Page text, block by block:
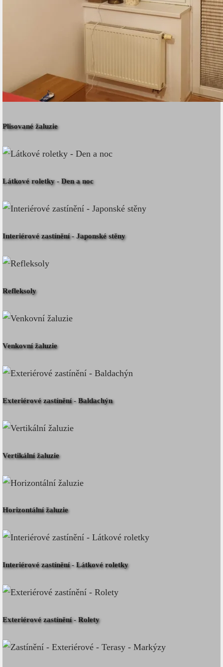
Plisované žaluzie
Látkové roletky - Den a noc
Interiérové zastínění - Japonské stěny
Refleksoly
Venkovní žaluzie
Exteriérové zastínění - Baldachýn
Vertikální žaluzie
Horizontální žaluzie
Interiérové zastínění - Látkové roletky
Exteriérové zastínění - Rolety